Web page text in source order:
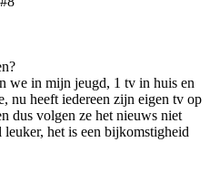
we in mijn jeugd, 1 tv in huis en
nu heeft iedereen zijn eigen tv op
dus volgen ze het nieuws niet
het is een bijkomstigheid